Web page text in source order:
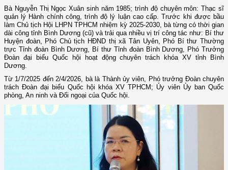
Bà Nguyễn Thị Ngọc Xuân sinh năm 1985; trình độ chuyên môn: Thạc sĩ
quản lý Hành chính công, trình độ lý luận cao cấp. Trước khi được bầu
làm Chủ tịch Hội LHPN TPHCM nhiệm kỳ 2025-2030, bà từng có thời gian
dài công tỉnh Bình Dương (cũ) và trải qua nhiều vị trí công tác như: Bí thư
Huyện đoàn, Phó Chủ tịch HĐND thị xã Tân Uyên, Phó Bí thư Thường
trực Tỉnh đoàn Bình Dương, Bí thư Tỉnh đoàn Bình Dương, Phó Trưởng
Đoàn đại biểu Quốc hội hoạt động chuyên trách khóa XV tỉnh Bình
Dương.
Từ 1/7/2025 đến 2/4/2026, bà là Thành ủy viên, Phó trưởng Đoàn chuyên
trách Đoàn đại biểu Quốc hội khóa XV TPHCM; Ủy viên Ủy ban Quốc
phòng, An ninh và Đối ngoại của Quốc hội.